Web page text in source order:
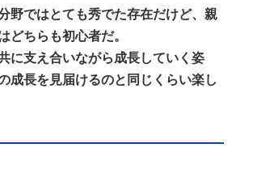
野ではとても秀でた存在だけど、親
どちらも初心者だ。
に支え合いながら成長していく姿
成長を見届けるのと同じくらい楽し